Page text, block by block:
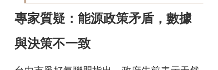
專家質疑：能源政策矛盾，數據
與決策不一致